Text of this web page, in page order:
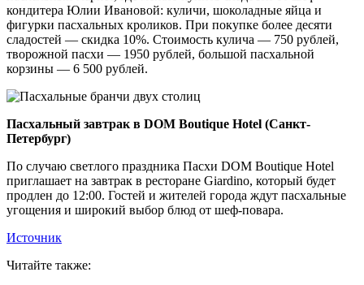
кондитера Юлии Ивановой: куличи, шоколадные яйца и
фигурки пасхальных кроликов. При покупке более десяти
сладостей — скидка 10%. Стоимость кулича — 750 рублей,
творожной пасхи — 1950 рублей, большой пасхальной
корзины — 6 500 рублей.
Пасхальный завтрак в DOM Boutique Hotel (Санкт-
Петербург)
По случаю светлого праздника Пасхи DOM Boutique Hotel
приглашает на завтрак в ресторане Giardino, который будет
продлен до 12:00. Гостей и жителей города ждут пасхальные
угощения и широкий выбор блюд от шеф-повара.
Источник
Читайте также: